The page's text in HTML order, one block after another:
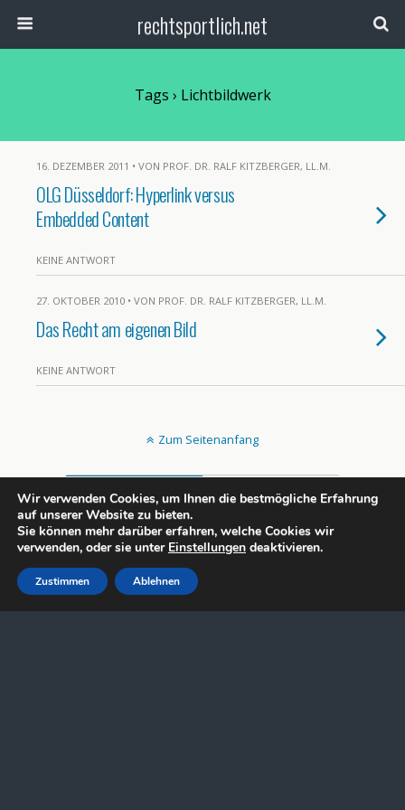
rechtsportlich.net
Tags › Lichtbildwerk
16. DEZEMBER 2011 • VON PROF. DR. RALF KITZBERGER, LL.M.
OLG Düsseldorf: Hyperlink versus
Embedded Content
KEINE ANTWORT
27. OKTOBER 2010 • VON PROF. DR. RALF KITZBERGER, LL.M.
Das Recht am eigenen Bild
KEINE ANTWORT
Zum Seitenanfang
All content Copyright rechtsportlich.net
Wir verwenden Cookies, um Ihnen die bestmögliche Erfahrung
auf unserer Website zu bieten.
Sie können mehr darüber erfahren, welche Cookies wir
verwenden, oder sie unter Einstellungen deaktivieren.
Zustimmen Ablehnen